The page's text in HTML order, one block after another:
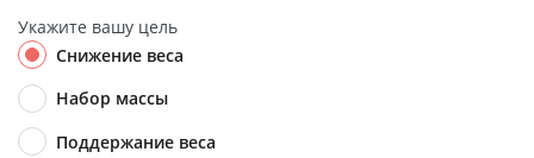
Укажите вашу цель
Снижение веса
Набор массы
Поддержание веса